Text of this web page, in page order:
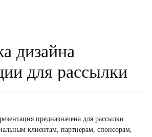
дизайна
для рассылки
предназначена для рассылки
клиентам, партнерам, спонсорам,